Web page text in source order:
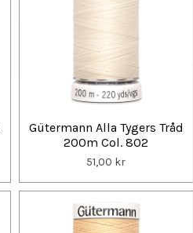
Gütermann Alla Tygers Tråd
200m Col. 802
51,00 kr